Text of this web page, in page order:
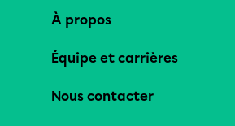
À propos
Équipe et carrières
Nous contacter